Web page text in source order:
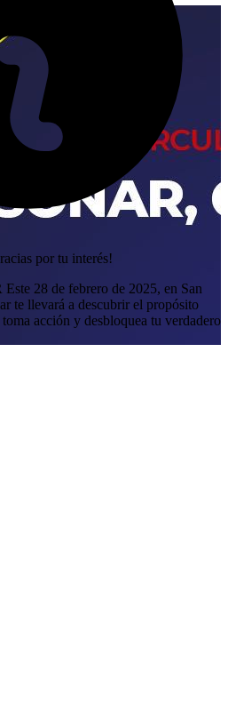
por tu interés!
28 de febrero de 2025, en San
te llevará a descubrir el propósito
acción y desbloquea tu verdadero